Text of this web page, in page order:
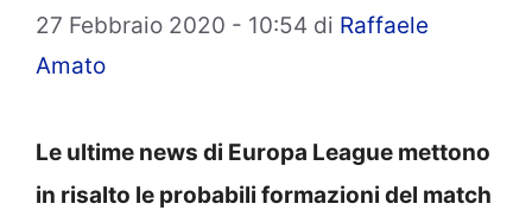
27 Febbraio 2020 - 10:54 di Raffaele
Amato
Le ultime news di Europa League mettono
in risalto le probabili formazioni del match